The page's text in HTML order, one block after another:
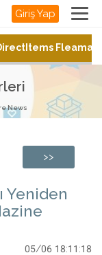
Giriş Yap
News
>>
Yeniden
05/06 18:11:18